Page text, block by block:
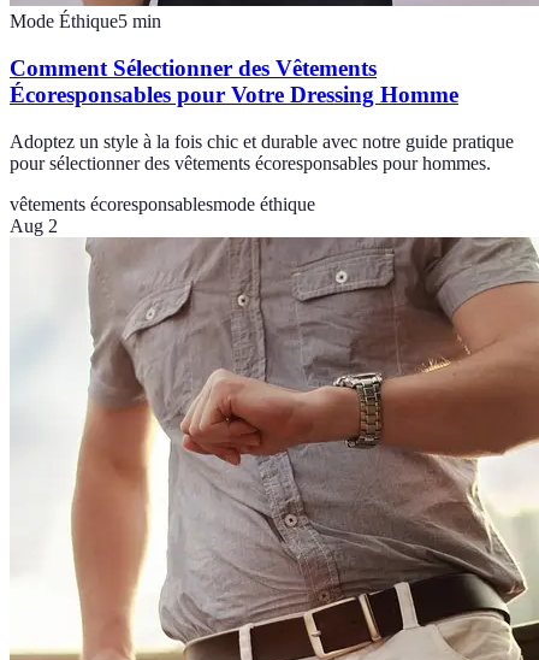
Mode Éthique5 min
Comment Sélectionner des Vêtements
Écoresponsables pour Votre Dressing Homme
Adoptez un style à la fois chic et durable avec notre guide pratique
pour sélectionner des vêtements écoresponsables pour hommes.
vêtements écoresponsablesmode éthique
Aug 2